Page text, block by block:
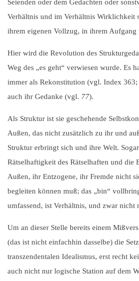
Seienden oder dem Gedachten oder
Verhältnis und im Verhältnis
ihrem eigenen Vollzug, in ihrem
Hier wird die Revolution des
Weg des „es geht“ verwiesen wurde. Es
immer als Rekonstitution (vgl. Index
auch ihr Gedanke (vgl. 77).
Als Struktur ist sie geschehende
Außen, das nicht zusätzlich zu ihr und
Struktur erbringt sich und ihre Welt.
Rätselhaftigkeit des Rätselhaften und die
Außen, ihr Entzogene, ihr Fremde nicht
begleiten können muß; das „bin“
umfassend, ist Verhältnis, und zwar nicht
Um an dieser Stelle bereits einem
(das ist nicht einfachhin dasselbe) die
transzendentalen Idealismus, erst recht
auch nicht nur logische Station auf dem